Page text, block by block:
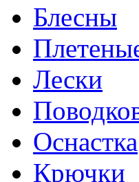
Блесны
Лески
Оснастка
Крючки